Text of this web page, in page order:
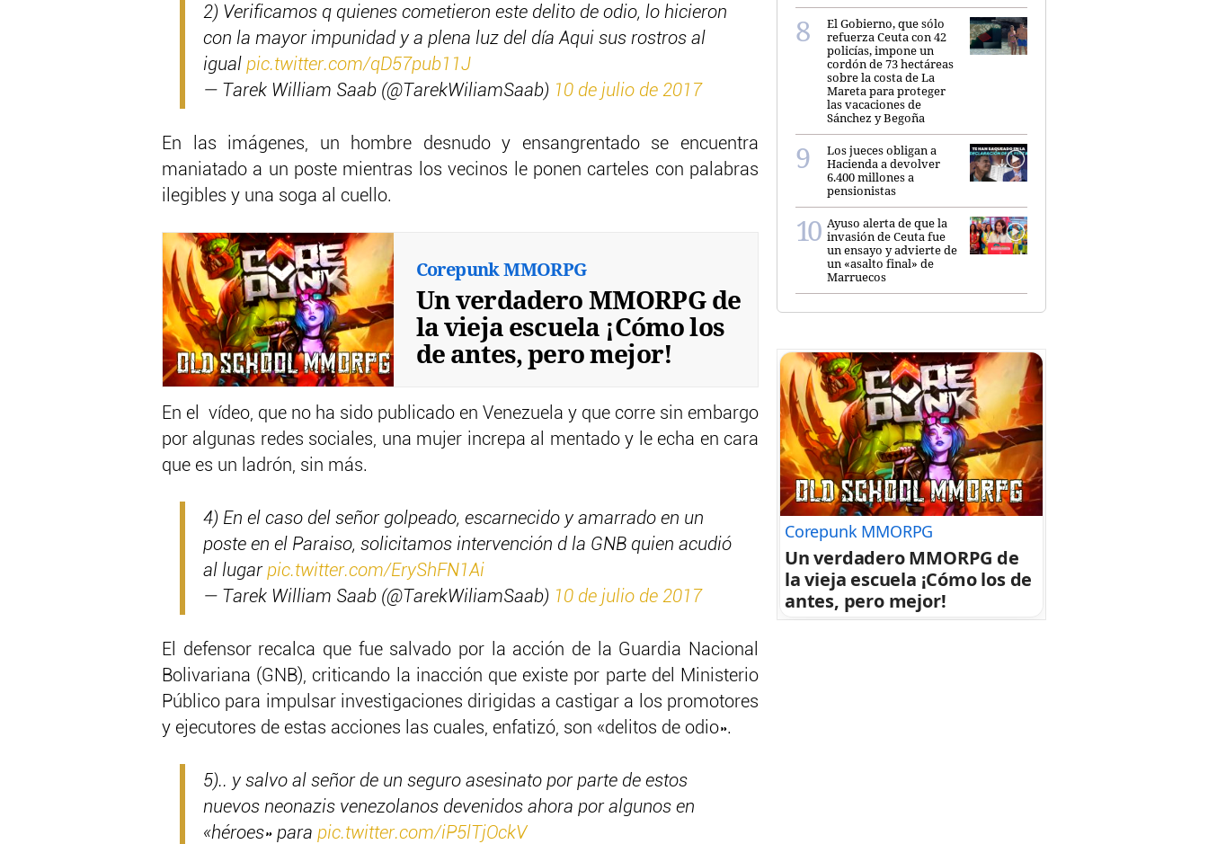
2) Verificamos q quienes cometieron este delito de odio, lo hicieron
con la mayor impunidad y a plena luz del día Aqui sus rostros al
igual pic.twitter.com/qD57pub11J
— Tarek William Saab (@TarekWiliamSaab) 10 de julio de 2017
En las imágenes, un hombre desnudo y ensangrentado se encuentra
maniatado a un poste mientras los vecinos le ponen carteles con palabras
ilegibles y una soga al cuello.
Corepunk MMORPG
Un verdadero MMORPG de
la vieja escuela ¡Cómo los
de antes, pero mejor!
En el vídeo, que no ha sido publicado en Venezuela y que corre sin embargo
por algunas redes sociales, una mujer increpa al mentado y le echa en cara
que es un ladrón, sin más.
4) En el caso del señor golpeado, escarnecido y amarrado en un
poste en el Paraiso, solicitamos intervención d la GNB quien acudió
al lugar pic.twitter.com/EryShFN1Ai
— Tarek William Saab (@TarekWiliamSaab) 10 de julio de 2017
El defensor recalca que fue salvado por la acción de la Guardia Nacional
Bolivariana (GNB), criticando la inacción que existe por parte del Ministerio
Público para impulsar investigaciones dirigidas a castigar a los promotores
y ejecutores de estas acciones las cuales, enfatizó, son «delitos de odio».
5).. y salvo al señor de un seguro asesinato por parte de estos
nuevos neonazis venezolanos devenidos ahora por algunos en
«héroes» para pic.twitter.com/iP5lTjOckV
El Gobierno, que sólo
refuerza Ceuta con 42
policías, impone un
cordón de 73 hectáreas
sobre la costa de La
Mareta para proteger
las vacaciones de
Sánchez y Begoña
Los jueces obligan a
Hacienda a devolver
6.400 millones a
pensionistas
Ayuso alerta de que la
invasión de Ceuta fue
un ensayo y advierte de
un «asalto final» de
Marruecos
Corepunk MMORPG
Un verdadero MMORPG de
la vieja escuela ¡Cómo los de
antes, pero mejor!